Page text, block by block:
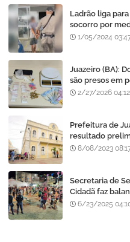
Ladrão liga
socorro por
assassinado por
1/05/2024
Juazeiro (BA):
são presos em
tráfico de
2/27/2026
Prefeitura de
resultado
análise de
8/08/2023
Secretaria de
Cidadã faz
atuação da GCM
6/23/2025